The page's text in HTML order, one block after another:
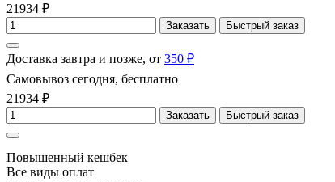
21934 ₽
Заказать Быстрый заказ
Доставка завтра и позже, от 350 ₽
Самовывоз сегодня, бесплатно
21934 ₽
Заказать Быстрый заказ
Повышенный кешбек
Все виды оплат